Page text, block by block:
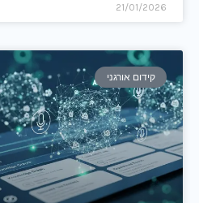
21/01/2026
קידום אורגני